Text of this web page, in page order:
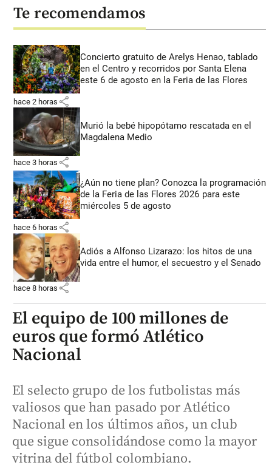
Te recomendamos
Concierto gratuito de Arelys Henao, tablado
en el Centro y recorridos por Santa Elena
este 6 de agosto en la Feria de las Flores
hace 2 horas share
Murió la bebé hipopótamo rescatada en el
Magdalena Medio
hace 3 horas share
¿Aún no tiene plan? Conozca la programación
de la Feria de las Flores 2026 para este
miércoles 5 de agosto
hace 6 horas share
Adiós a Alfonso Lizarazo: los hitos de una
vida entre el humor, el secuestro y el Senado
hace 8 horas share
El equipo de 100 millones de
euros que formó Atlético
Nacional
El selecto grupo de los futbolistas más
valiosos que han pasado por Atlético
Nacional en los últimos años, un club
que sigue consolidándose como la mayor
vitrina del fútbol colombiano.